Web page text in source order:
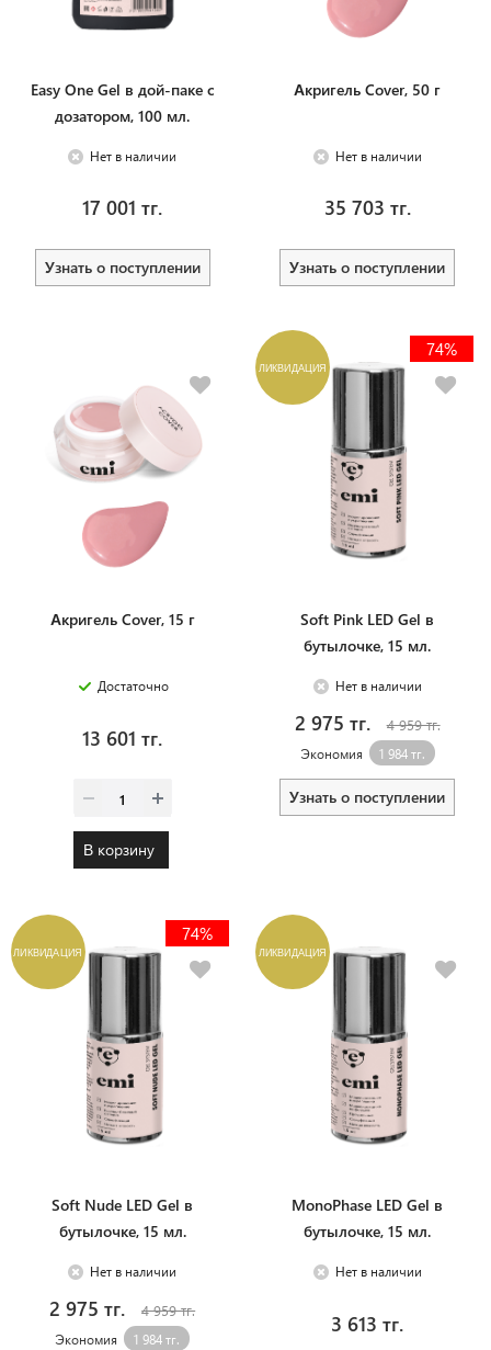
Easy One Gel в дой-паке с
дозатором, 100 мл.
Нет в наличии
17 001 тг.
Узнать о поступлении
Акригель Cover, 50 г
Нет в наличии
35 703 тг.
Узнать о поступлении
Акригель Cover, 15 г
Достаточно
13 601 тг.
В корзину
ЛИКВИДАЦИЯ
74%
Soft Pink LED Gel в
бутылочке, 15 мл.
Нет в наличии
2 975 тг. 4 959 тг.
Экономия 1 984 тг.
Узнать о поступлении
ЛИКВИДАЦИЯ
74%
Soft Nude LED Gel в
бутылочке, 15 мл.
Нет в наличии
2 975 тг. 4 959 тг.
Экономия 1 984 тг.
ЛИКВИДАЦИЯ
MonoPhase LED Gel в
бутылочке, 15 мл.
Нет в наличии
3 613 тг.